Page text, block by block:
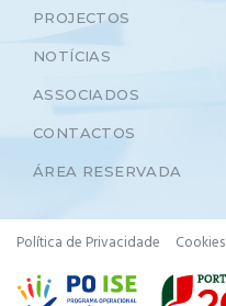
PROJECTOS
NOTÍCIAS
ASSOCIADOS
CONTACTOS
ÁREA RESERVADA
Política de Privacidade Cookies